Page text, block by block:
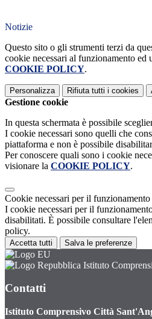
Notizie
Questo sito o gli strumenti terzi da
cookie necessari al funzionamento
COOKIE POLICY.
Personalizza Rifiuta tutti i cookies
Gestione cookie
In questa schermata è possibile
I cookie necessari sono quelli che
piattaforma e non è possibile
Per conoscere quali sono i cookie
visionare la COOKIE POLICY.
Cookie necessari per il funzionamento
I cookie necessari per il
disabilitati. È possibile consultare
policy.
Accetta tutti Salva le preferenze
Istituto
Contatti
Istituto Comprensivo Città